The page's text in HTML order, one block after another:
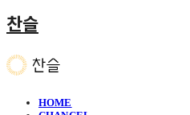
찬슬
HOME